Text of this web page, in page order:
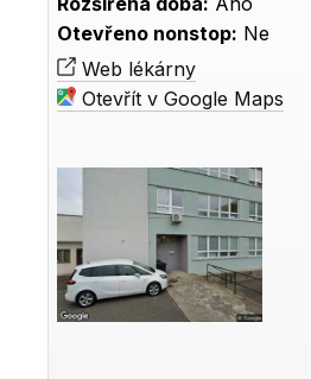
Otevřeno nonstop: Ne
Web lékárny
Otevřít v Google Maps